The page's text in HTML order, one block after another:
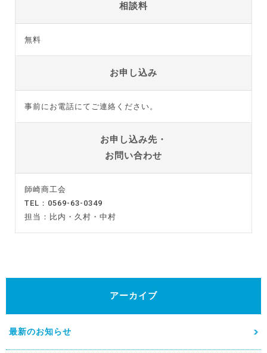
相談料
無料
お申し込み
事前にお電話にてご連絡ください。
お申し込み先・
お問い合わせ
師崎商工会
TEL：0569-63-0349
担当：比内・久村・中村
アーカイブ
最新のお知らせ